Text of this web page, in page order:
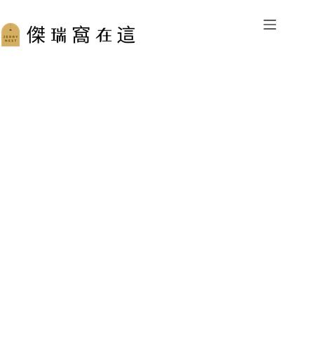
至
主